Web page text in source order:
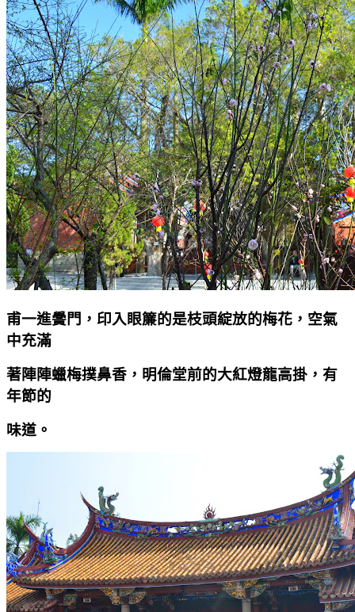
甫一進黌門，印入眼簾的是枝頭綻放的梅花，空氣
中充滿
著陣陣蠟梅撲鼻香，明倫堂前的大紅燈龍高掛，有
年節的
味道。